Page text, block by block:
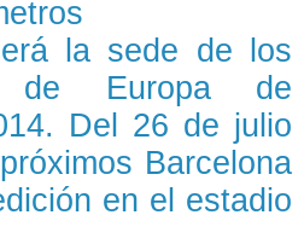
la sede de los
de Europa de
Del 26 de julio
Barcelona
en el estadio